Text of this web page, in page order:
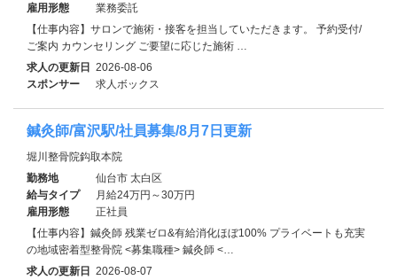
雇用形態
業務委託
【仕事内容】サロンで施術・接客を担当していただきます。 予約受付/
ご案内 カウンセリング ご要望に応じた施術 …
求人の更新日 2026-08-06
スポンサー
求人ボックス
鍼灸師/富沢駅/社員募集/8月7日更新
堀川整骨院鈎取本院
勤務地
仙台市 太白区
給与タイプ
月給24万円～30万円
雇用形態
正社員
【仕事内容】鍼灸師 残業ゼロ&有給消化ほぼ100% プライベートも充実
の地域密着型整骨院 <募集職種> 鍼灸師 <…
求人の更新日 2026-08-07